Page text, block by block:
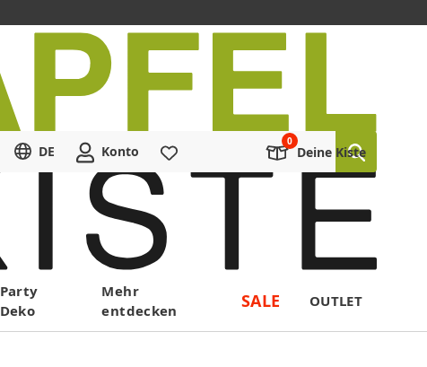
DE Konto Deine Kiste
Party
Deko
Mehr
entdecken
SALE OUTLET